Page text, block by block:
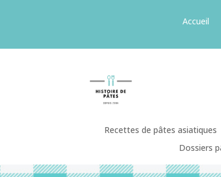
Accueil
Recettes de pâtes asiatiques
Dossiers